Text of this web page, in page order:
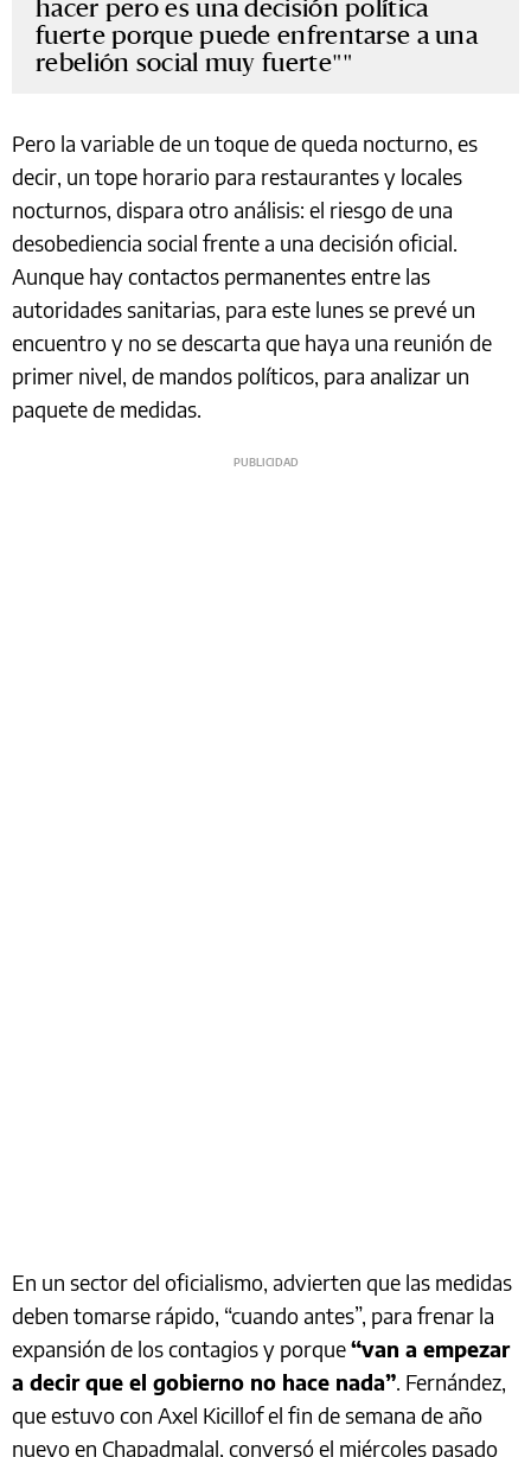
hacer pero es una decisión política
fuerte porque puede enfrentarse a una
rebelión social muy fuerte"
Pero la variable de un toque de queda nocturno, es
decir, un tope horario para restaurantes y locales
nocturnos, dispara otro análisis: el riesgo de una
desobediencia social frente a una decisión oficial.
Aunque hay contactos permanentes entre las
autoridades sanitarias, para este lunes se prevé un
encuentro y no se descarta que haya una reunión de
primer nivel, de mandos políticos, para analizar un
paquete de medidas.
En un sector del oficialismo, advierten que las medidas
deben tomarse rápido, “cuando antes”, para frenar la
expansión de los contagios y porque“van a empezar
a decir que el gobierno no hace nada”. Fernández,
que estuvo con Axel Kicillof el fin de semana de año
nuevo en Chapadmalal, conversó el miércoles pasado